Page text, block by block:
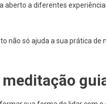
aberto a diferentes
não só ajuda a sua prática